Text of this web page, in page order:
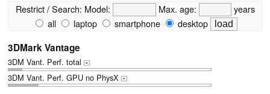
Restrict / Search: Model: Max. age:
years
all
laptop smartphone desktop
3DMark Vantage
3DM Vant. Perf. total +
3DM Vant. Perf. GPU no PhysX +